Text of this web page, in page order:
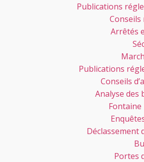
Publications
Conseils
Arrêtés
Publications
Conseils
Analyse des
Fontaine
Déclassement
Portes